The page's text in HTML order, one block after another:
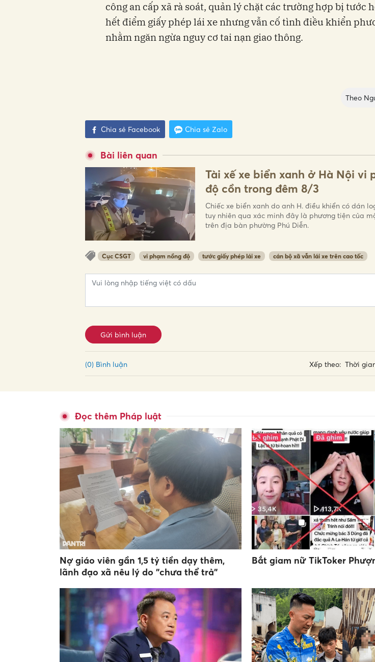
công an cấp xã rà soát, quản lý chặt các trường hợp bị tước
hết điểm giấy phép lái xe nhưng vẫn cố tình điều khiển
nhằm ngăn ngừa nguy cơ tai nạn giao thông.
Theo
Chia sẻ Facebook Chia sẻ Zalo
Bài liên quan
Tài xế xe biển xanh ở Hà Nội vi
độ cồn trong đêm 8/3
Chiếc xe biển xanh do anh H. điều khiển có dán
tuy nhiên qua xác minh đây là phương tiện của
trên địa bàn phường Phú Diễn.
Cục CSGT vi phạm nồng độ tước giấy phép lái xe cán bộ xã vẫn lái xe trên cao tốc
Gửi bình luận
(0) Bình luận Xếp theo: Thời
Đọc thêm Pháp luật
Nợ giáo viên gần 1,5 tỷ tiền dạy thêm,
lãnh đạo xã nêu lý do "chưa thể trả"
Bắt giam nữ TikToker